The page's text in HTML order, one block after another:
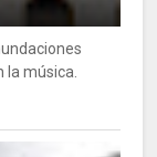
música.